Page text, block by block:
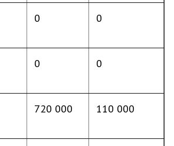
0 0
0 0
720 000 110 000